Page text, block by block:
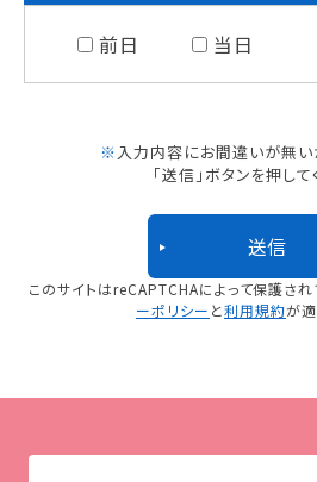
前日 当日
※ 入力内容にお間違いが無い
「送信」ボタンを押して
このサイトはreCAPTCHAによって保護され
ーポリシー と利用規約が適